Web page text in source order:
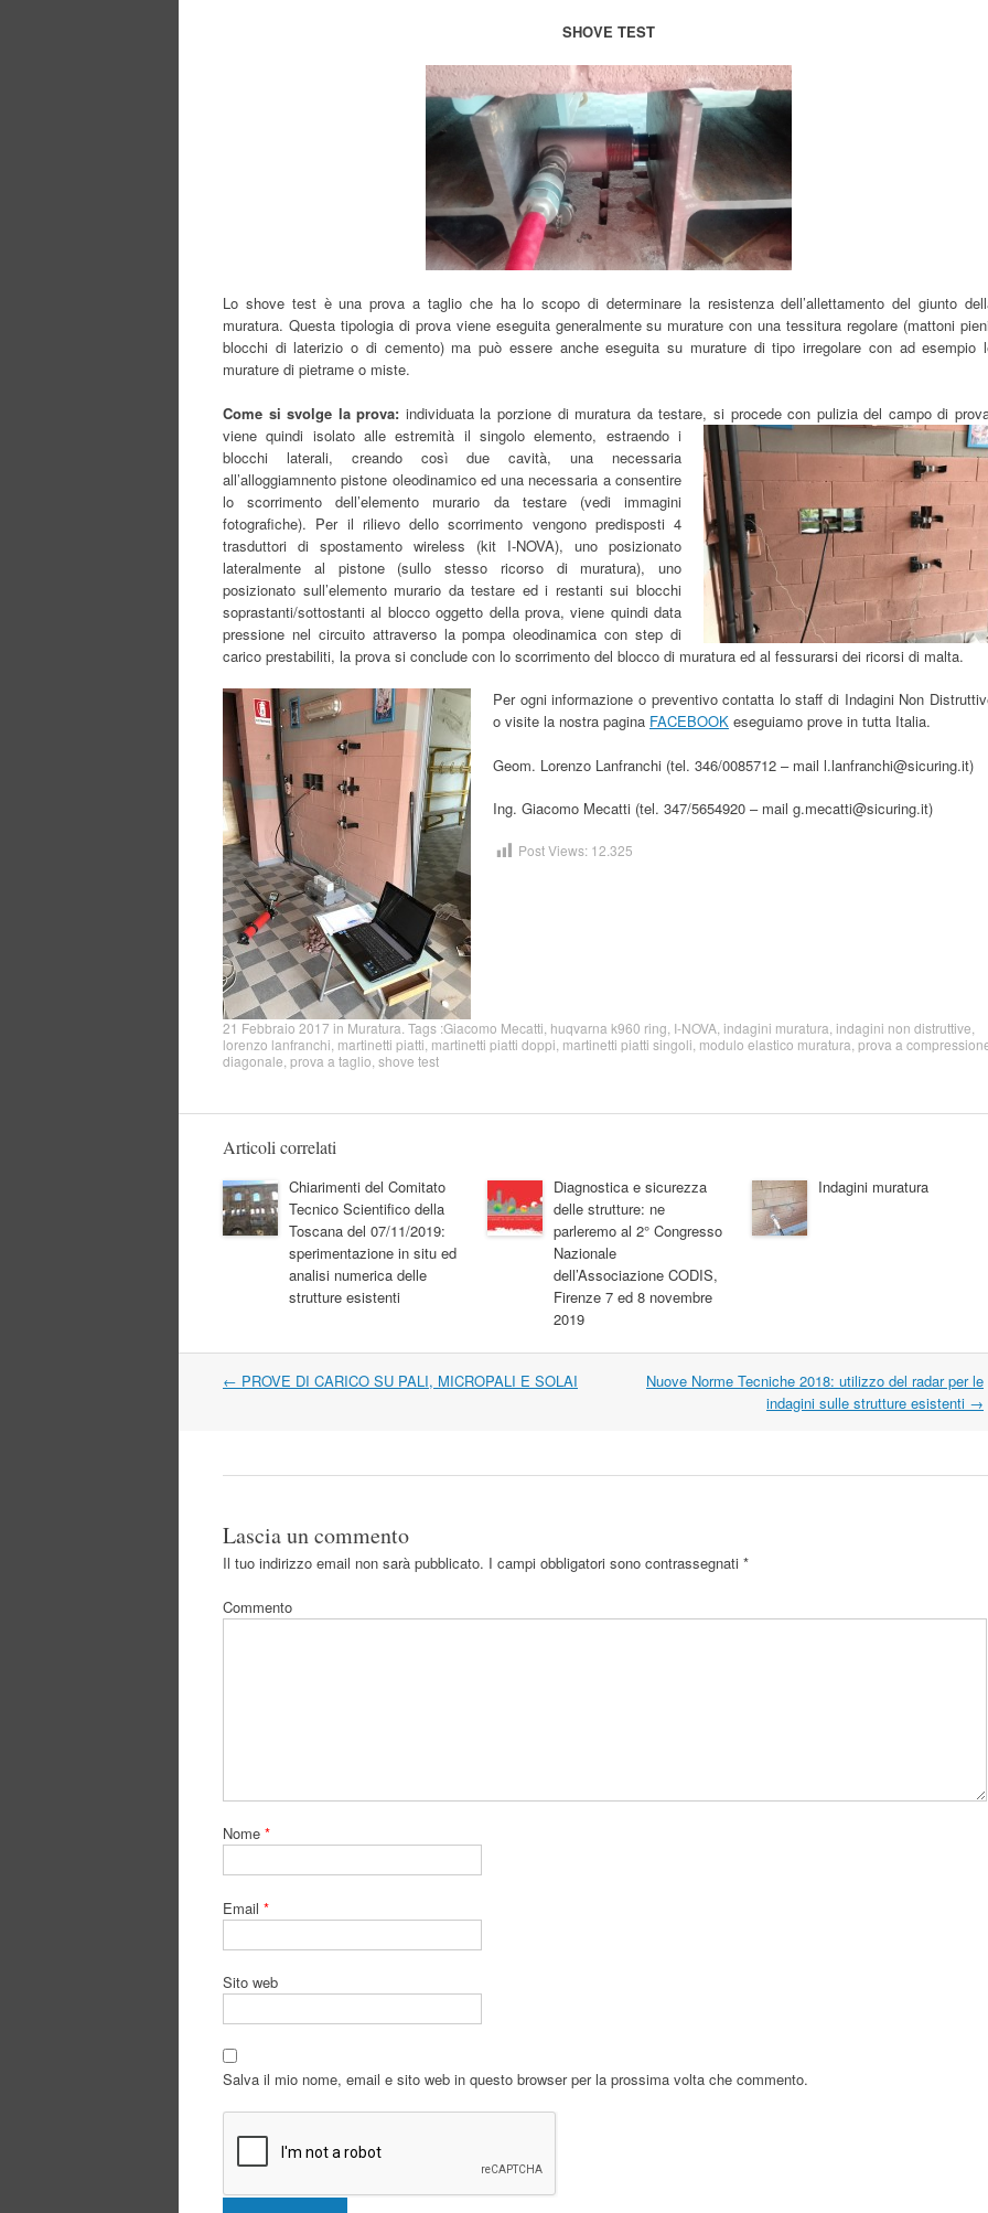
SHOVE TEST
Lo shove test è una prova a taglio che ha lo scopo di determinare la resistenza dell’allettamento del giunto
muratura. Questa tipologia di prova viene eseguita generalmente su murature con una tessitura regolare (mattoni
blocchi di laterizio o di cemento) ma può essere anche eseguita su murature di tipo irregolare con ad esempio
murature di pietrame o miste.
Come si svolge la prova: individuata la porzione di muratura da testare, si procede con pulizia del campo di
viene quindi isolato alle estremità il singolo elemento, estraendo i
blocchi laterali, creando così due cavità, una necessaria
all’alloggiamnento pistone oleodinamico ed una necessaria a consentire
lo scorrimento dell’elemento murario da testare (vedi immagini
fotografiche). Per il rilievo dello scorrimento vengono predisposti 4
trasduttori di spostamento wireless (kit I-NOVA), uno posizionato
lateralmente al pistone (sullo stesso ricorso di muratura), uno
posizionato sull’elemento murario da testare ed i restanti sui blocchi
soprastanti/sottostanti al blocco oggetto della prova, viene quindi data
pressione nel circuito attraverso la pompa oleodinamica con step di
carico prestabiliti, la prova si conclude con lo scorrimento del blocco di muratura ed al fessurarsi dei ricorsi di malta.
Per ogni informazione o preventivo contatta lo staff di Indagini Non
o visite la nostra pagina FACEBOOK eseguiamo prove in tutta Italia.
Geom. Lorenzo Lanfranchi (tel. 346/0085712 – mail l.lanfranchi@sicuring.it)
Ing. Giacomo Mecatti (tel. 347/5654920 – mail g.mecatti@sicuring.it)
Post Views: 12.325
21 Febbraio 2017 in Muratura . Tags :Giacomo Mecatti huqvarna k960 ring I-NOVA indagini muratura indagini non distruttive
lorenzo lanfranchi martinetti piatti martinetti piatti doppi martinetti piatti singoli modulo elastico muratura prova a
diagonale prova a taglio shove test
Articoli correlati
Chiarimenti del Comitato
Tecnico Scientifico della
Toscana del 07/11/2019:
sperimentazione in situ ed
analisi numerica delle
strutture esistenti
Diagnostica e sicurezza
delle strutture: ne
parleremo al 2° Congresso
Nazionale
dell’Associazione CODIS,
Firenze 7 ed 8 novembre
2019
Indagini muratura
Navigazione
← PROVE DI CARICO SU PALI, MICROPALI E SOLAI
Nuove Norme Tecniche 2018: utilizzo del radar per le
indagini sulle strutture esistenti →
Lascia un commento
Il tuo indirizzo email non sarà pubblicato. I campi obbligatori sono contrassegnati *
Commento
Nome *
Email *
Sito web
Salva il mio nome, email e sito web in questo browser per la prossima volta che commento.